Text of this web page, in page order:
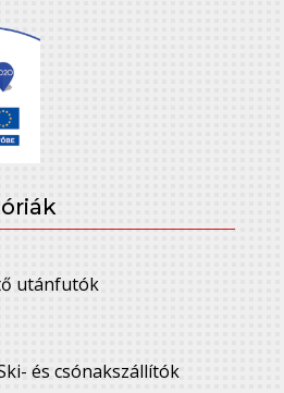
utánfutók
és csónakszállítók